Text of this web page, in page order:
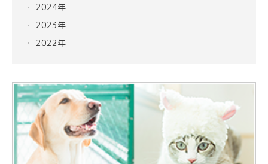
2024年
2023年
2022年